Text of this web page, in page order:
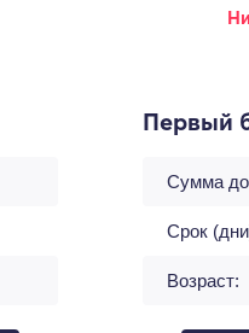
Первый
Сумма
Срок
Возраст: